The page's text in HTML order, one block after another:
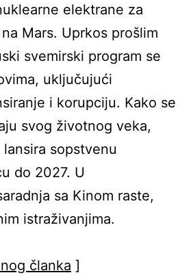
elektrane za
Mars. Uprkos prošlim
svemirski program se
uključujući
i korupciju. Kako se
svog životnog veka,
sopstvenu
do 2027. U
sa Kinom raste,
istraživanjima.
članka ]